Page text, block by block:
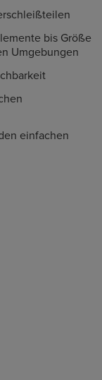
bis Größe
Umgebungen
einfachen